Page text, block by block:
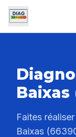
Baixas
Faites
Baixas